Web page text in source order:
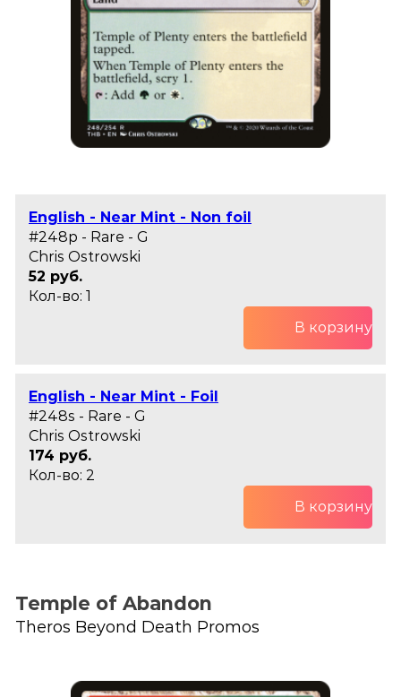
English - Near Mint - Non foil
#248p - Rare - G
Chris Ostrowski
52 руб.
Кол-во: 1
В корзину
English - Near Mint - Foil
#248s - Rare - G
Chris Ostrowski
174 руб.
Кол-во: 2
В корзину
Temple of Abandon
Theros Beyond Death Promos